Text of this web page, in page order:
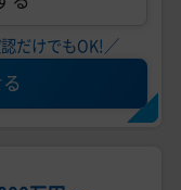
だけでもOK!／